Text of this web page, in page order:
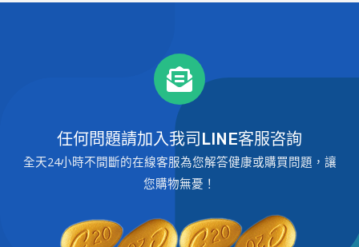
任何問題請加入我司LINE客服咨詢
全天24小時不間斷的在線客服為您解答健康或購買問題，讓
您購物無憂！